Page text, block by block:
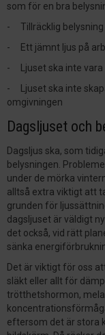
som för en bra
- Tillräcklig belysning
- Ett jämnt ljus på
- Ljuset ska inte vara
- Ljuset ska inte
omgivningen
Dagsljuset och
Dagsljus ska, som
belysningen.
under de mörka
alltså extra viktigt att
grunden för
dagsljuset är väldigt
det också, vid rätt
sänka
Det är viktigt för oss
släkt eller allt för
trötthetshormon,
eftersom det är stora